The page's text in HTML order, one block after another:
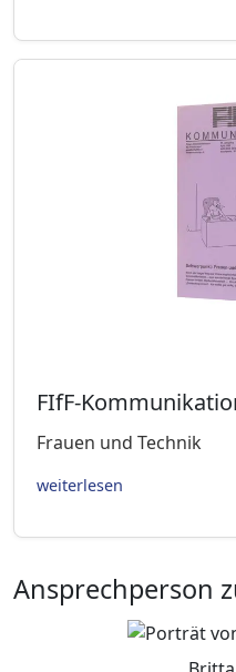
FIfF-
Frauen und Technik
weiterlesen
Ansprechperson